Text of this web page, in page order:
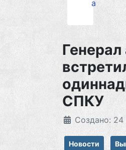
а
СПКУ
Создано: 24
Новости